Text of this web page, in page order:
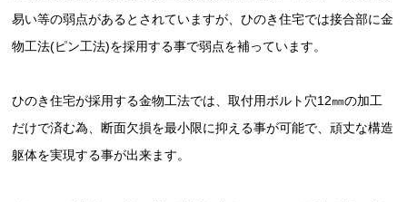
易い等の弱点があるとされていますが、ひのき住宅では接合部に金
物工法(ピン工法)を採用する事で弱点を補っています。
ひのき住宅が採用する金物工法では、取付用ボルト穴12㎜の加工
だけで済む為、断面欠損を最小限に抑える事が可能で、頑丈な構造
躯体を実現する事が出来ます。